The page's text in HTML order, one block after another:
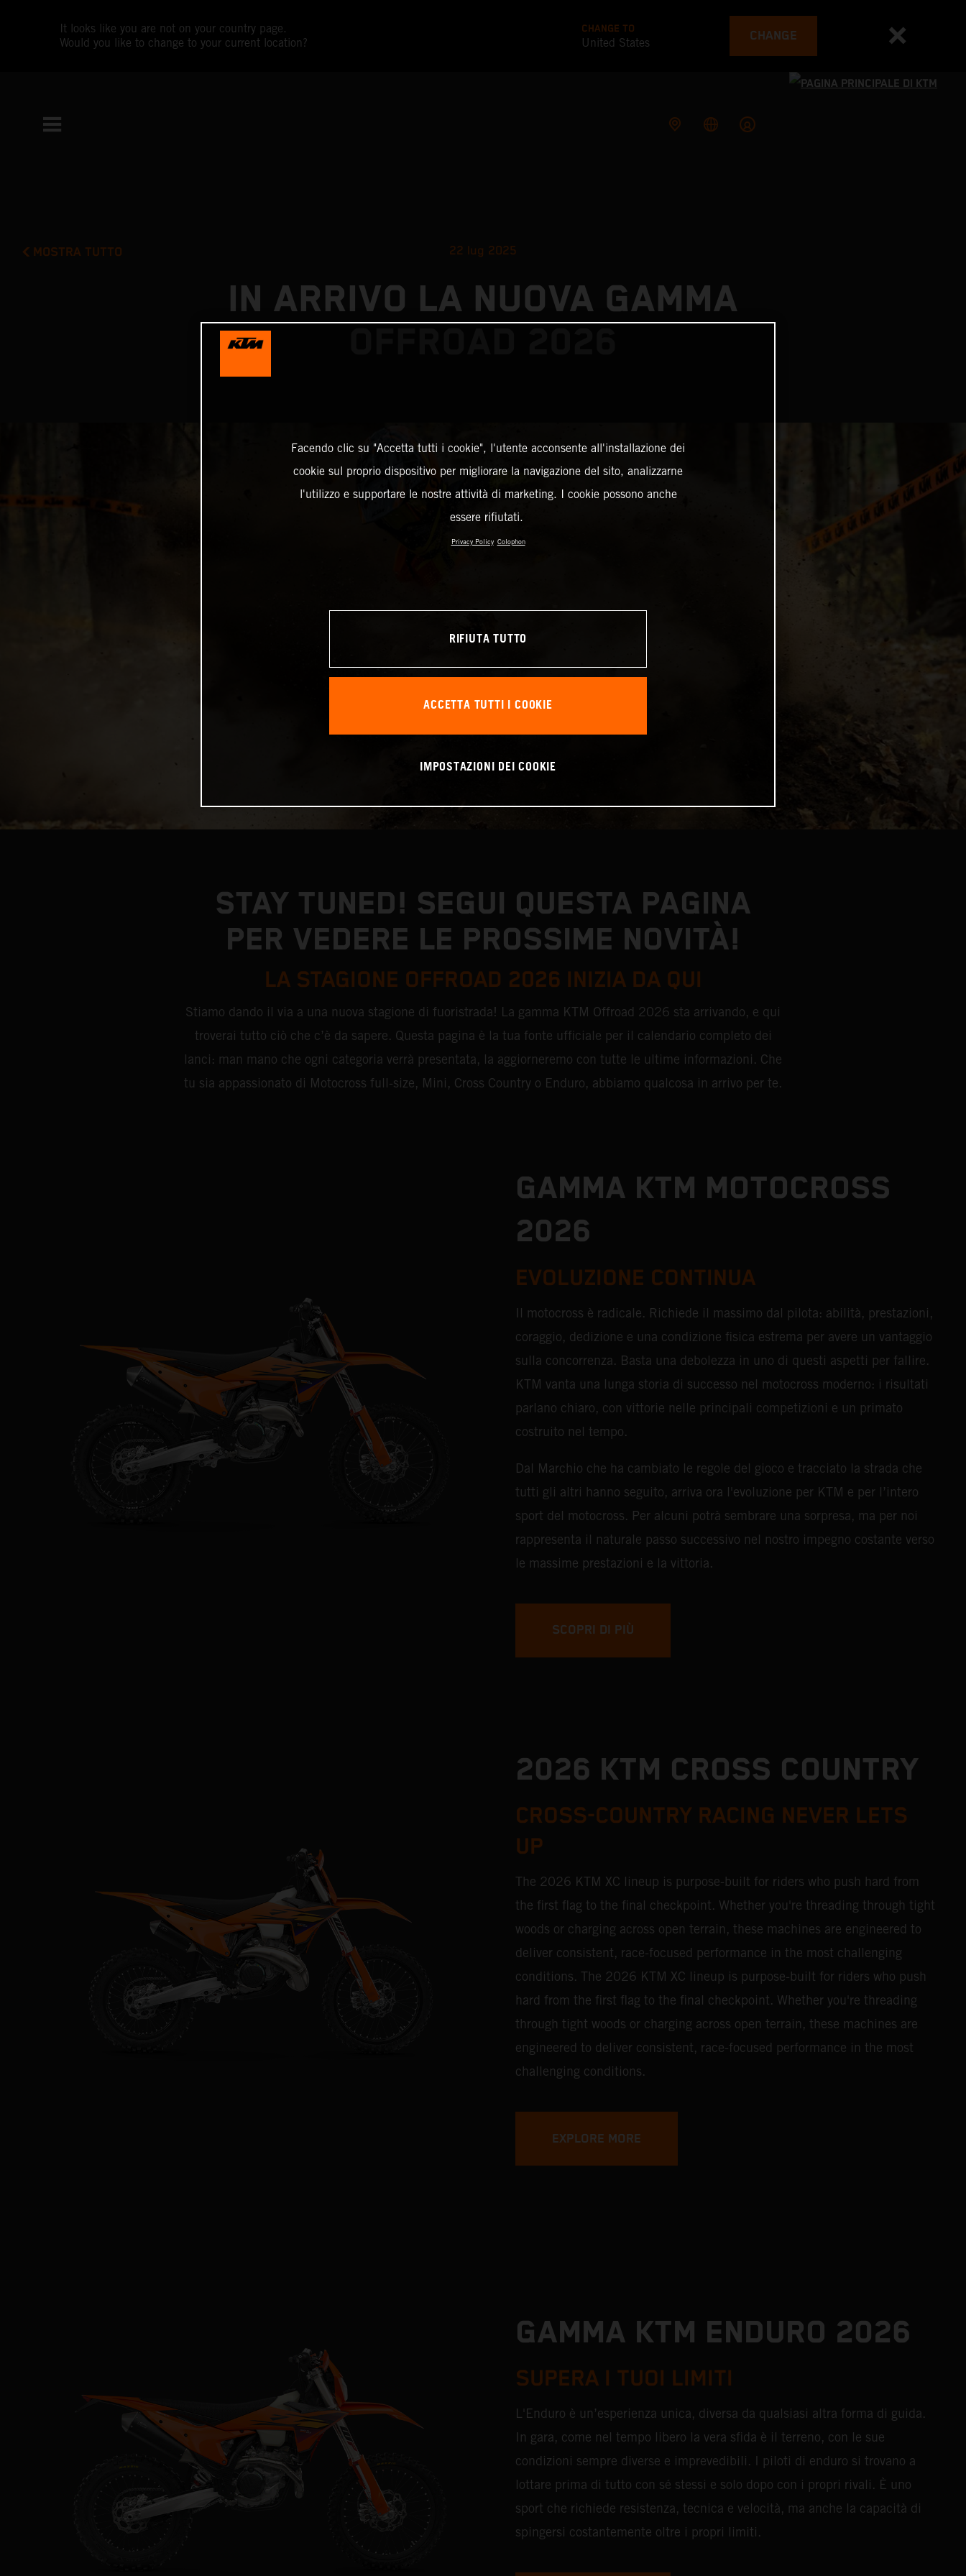
It looks like you are not on your country page.
Would you like to change to your current location?
CHANGE TO
United States CHANGE
MOSTRA TUTTO 22 lug 2025
IN ARRIVO LA NUOVA GAMMA
STAY TUNED! SEGUI QUESTA PAGINA
PER VEDERE LE PROSSIME NOVITÀ!
LA STAGIONE OFFROAD 2026 INIZIA DA QUI
Stiamo dando il via a una nuova stagione di fuoristrada! La gamma KTM Offroad 2026 sta arrivando, e qui
troverai tutto ciò che c’è da sapere. Questa pagina è la tua fonte ufficiale per il calendario completo dei
lanci: man mano che ogni categoria verrà presentata, la aggiorneremo con tutte le ultime informazioni. Che
tu sia appassionato di Motocross full-size, Mini, Cross Country o Enduro, abbiamo qualcosa in arrivo per te.
GAMMA KTM MOTOCROSS
2026
EVOLUZIONE CONTINUA
Il motocross è radicale. Richiede il massimo dal pilota: abilità, prestazioni,
coraggio, dedizione e una condizione fisica estrema per avere un vantaggio
sulla concorrenza. Basta una debolezza in uno di questi aspetti per fallire.
KTM vanta una lunga storia di successo nel motocross moderno: i risultati
parlano chiaro, con vittorie nelle principali competizioni e un primato
costruito nel tempo.
Dal Marchio che ha cambiato le regole del gioco e tracciato la strada che
tutti gli altri hanno seguito, arriva ora l'evoluzione per KTM e per l’intero
sport del motocross. Per alcuni potrà sembrare una sorpresa, ma per noi
rappresenta il naturale passo successivo nel nostro impegno costante verso
le massime prestazioni e la vittoria.
SCOPRI DI PIÙ
2026 KTM CROSS COUNTRY
CROSS-COUNTRY RACING NEVER LETS
UP
The 2026 KTM XC lineup is purpose-built for riders who push hard from
the first flag to the final checkpoint. Whether you're threading through tight
woods or charging across open terrain, these machines are engineered to
deliver consistent, race-focused performance in the most challenging
conditions. The 2026 KTM XC lineup is purpose-built for riders who push
hard from the first flag to the final checkpoint. Whether you're threading
through tight woods or charging across open terrain, these machines are
engineered to deliver consistent, race-focused performance in the most
challenging conditions.
EXPLORE MORE
GAMMA KTM ENDURO 2026
SUPERA I TUOI LIMITI
L'Enduro è un’esperienza unica, diversa da qualsiasi altra forma di guida.
In gara, come nel tempo libero la vera sfida è il terreno, con le sue
condizioni sempre diverse e imprevedibili. I piloti di enduro si trovano a
lottare prima di tutto con sé stessi e solo dopo con i propri rivali. È uno
sport che richiede resistenza, tecnica e velocità, ma anche la capacità di
spingersi costantemente oltre i propri limiti.
Facendo clic su "Accetta tutti i cookie", l'utente acconsente all'installazione dei
cookie sul proprio dispositivo per migliorare la navigazione del sito, analizzarne
l'utilizzo e supportare le nostre attività di marketing. I cookie possono anche
essere rifiutati.
Privacy Policy Colophon
RIFIUTA TUTTO
ACCETTA TUTTI I COOKIE
IMPOSTAZIONI DEI COOKIE